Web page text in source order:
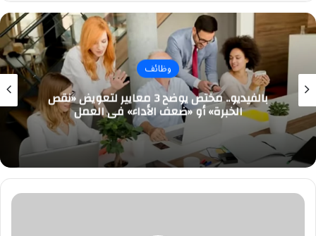
وظائف
بالفيديو.. مختص يوضح 3 معايير لتعويض «نقص
الخبرة» أو «ضعف الأداء» في العمل
إنفاذًا